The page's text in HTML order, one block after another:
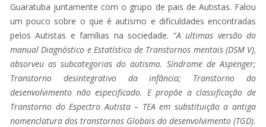
Guaratuba juntamente com o grupo de pais de Autistas. Falou
um pouco sobre o que é autismo e dificuldades encontradas
pelos Autistas e famílias na sociedade. “A ultimas versão do
manual Diagnóstico e Estatístico de Transtornos mentais (DSM V),
absorveu as subcategorias do autismo. Síndrome de Aspenger;
Transtorno desintegrativo da infância; Transtorno do
desenvolvimento não especificado. E propõe a classificação de
Transtorno do Espectro Autista – TEA em substituição a antiga
nomenclatura dos transtornos Globais do desenvolvimento (TGD).